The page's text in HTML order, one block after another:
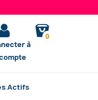
à
0
Actifs